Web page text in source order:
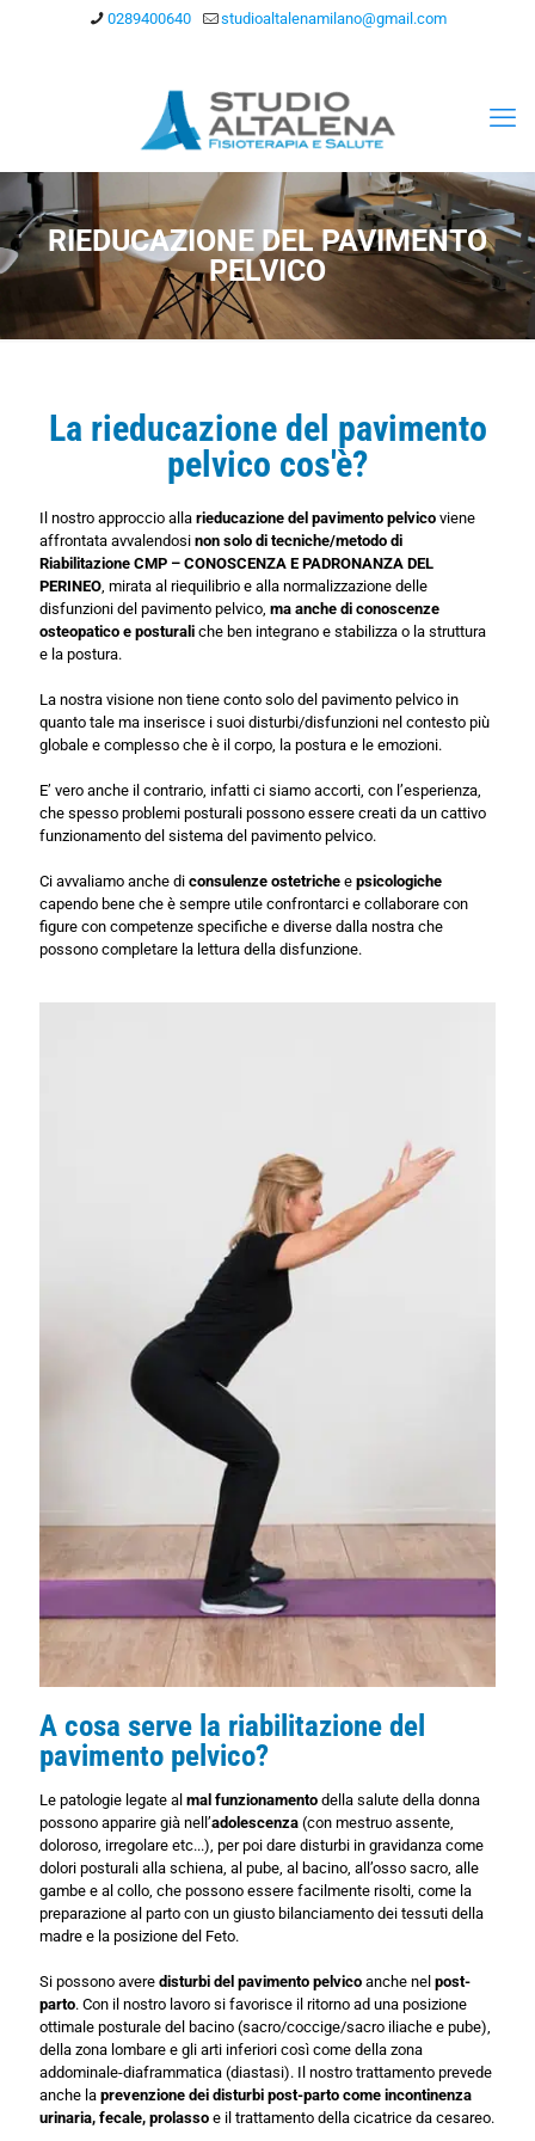
0289400640 studioaltalenamilano@gmail.com
RIEDUCAZIONE DEL PAVIMENTO
PELVICO
La rieducazione del pavimento
pelvico cos'è?
Il nostro approccio alla rieducazione del pavimento pelvico viene
affrontata avvalendosi non solo di tecniche/metodo di
Riabilitazione CMP – CONOSCENZA E PADRONANZA DEL
PERINEO , mirata al riequilibrio e alla normalizzazione delle
disfunzioni del pavimento pelvico, ma anche di conoscenze
osteopatico e posturali che ben integrano e stabilizza o la struttura
e la postura.
La nostra visione non tiene conto solo del pavimento pelvico in
quanto tale ma inserisce i suoi disturbi/disfunzioni nel contesto più
globale e complesso che è il corpo, la postura e le emozioni.
E’ vero anche il contrario, infatti ci siamo accorti, con l’esperienza,
che spesso problemi posturali possono essere creati da un cattivo
funzionamento del sistema del pavimento pelvico.
Ci avvaliamo anche di consulenze ostetriche e psicologiche
capendo bene che è sempre utile confrontarci e collaborare con
figure con competenze specifiche e diverse dalla nostra che
possono completare la lettura della disfunzione.
A cosa serve la riabilitazione del
pavimento pelvico?
Le patologie legate al mal funzionamento della salute della donna
possono apparire già nell’adolescenza (con mestruo assente,
doloroso, irregolare etc...), per poi dare disturbi in gravidanza come
dolori posturali alla schiena, al pube, al bacino, all’osso sacro, alle
gambe e al collo, che possono essere facilmente risolti, come la
preparazione al parto con un giusto bilanciamento dei tessuti della
madre e la posizione del Feto.
Si possono avere disturbi del pavimento pelvico anche nel post-
parto. Con il nostro lavoro si favorisce il ritorno ad una posizione
ottimale posturale del bacino (sacro/coccige/sacro iliache e pube),
della zona lombare e gli arti inferiori così come della zona
addominale-diaframmatica (diastasi). Il nostro trattamento prevede
anche la prevenzione dei disturbi post-parto come incontinenza
urinaria, fecale, prolasso e il trattamento della cicatrice da cesareo.